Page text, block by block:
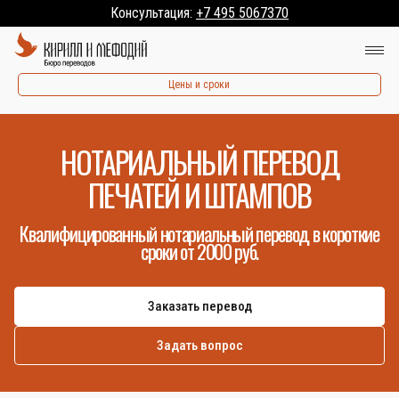
Консультация: +7 495 5067370
Цены и сроки
НОТАРИАЛЬНЫЙ ПЕРЕВОД
ПЕЧАТЕЙ И ШТАМПОВ
Квалифицированный нотариальный перевод в короткие
сроки от 2000 руб.
Заказать перевод
Задать вопрос